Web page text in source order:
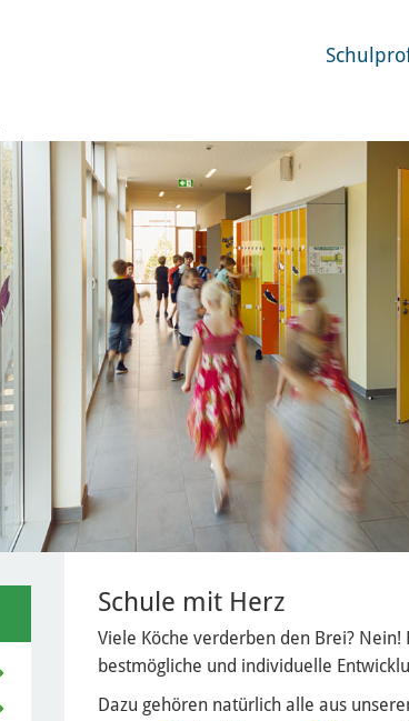
Schule mit Herz
Viele Köche verderben den Brei?
bestmögliche und individuelle
Dazu gehören natürlich alle aus